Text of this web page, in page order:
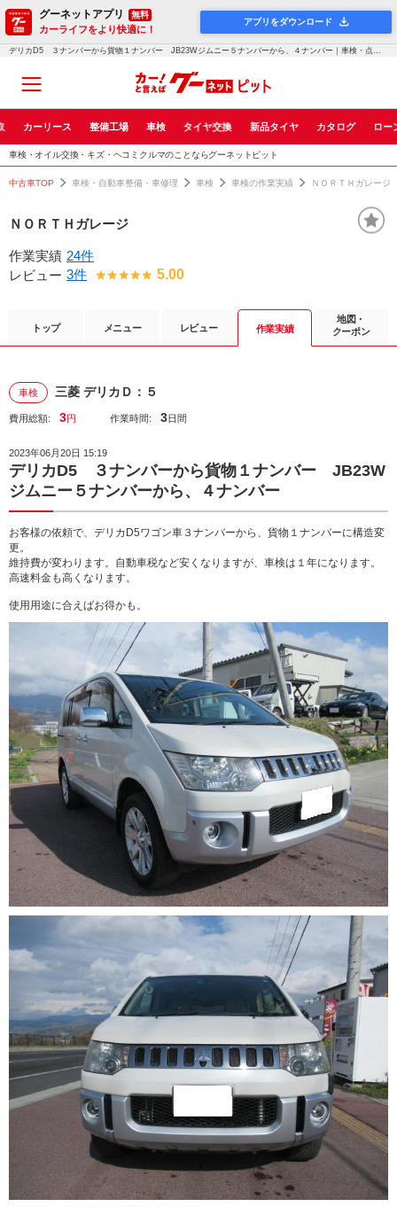
グーネットアプリ 無料
カーライフをより快適に！
アプリをダウンロード
デリカD5 ３ナンバーから貨物１ナンバー JB23Wジムニー５ナンバーから、４ナンバー｜車検・点検・修理のグーネットピット
カーリース 整備工場 車検 タイヤ交換 新品タイヤ カタログ ロー
車検・オイル交換・キズ・ヘコミクルマのことならグーネットピット
中古車TOP 車検・自動車整備・車修理 車検 車検の作業実績 ＮＯＲＴＨガレージ
ＮＯＲＴＨガレージ
作業実績 24件
レビュー 3件 5.00
トップ メニュー レビュー 作業実績
地図・
クーポン
車検 三菱 デリカＤ：５
費用総額: 3円 作業時間: 3日間
2023年06月20日 15:19
デリカD5 ３ナンバーから貨物１ナンバー JB23W
ジムニー５ナンバーから、４ナンバー
お客様の依頼で、デリカD5ワゴン車３ナンバーから、貨物１ナンバーに構造変
更。
維持費が変わります。自動車税など安くなりますが、車検は１年になります。
高速料金も高くなります。
使用用途に合えばお得かも。